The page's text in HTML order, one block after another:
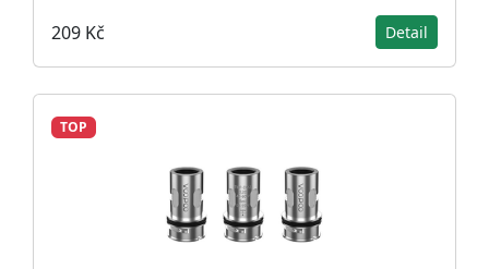
209 Kč Detail
TOP